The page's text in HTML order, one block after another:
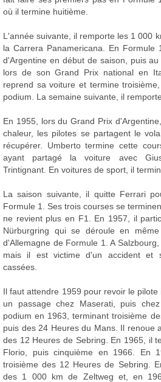
où il termine huitième.
L'année suivante, il remporte les 1 000
la Carrera Panamericana. En
d'Argentine en début de saison, puis
lors de son Grand Prix national en
reprend sa voiture et termine
podium. La semaine suivante, il
En 1955, lors du Grand Prix
chaleur, les pilotes se partagent le
récupérer. Umberto termine cette
ayant partagé la voiture avec
Trintignant. En voitures de sport, il
La saison suivante, il quitte Ferrari
Formule 1. Ses trois courses se
ne revient plus en F1. En 1957, il
Nürburgring qui se déroule en
d'Allemagne de Formule 1. A
mais il est victime d'un accident et
cassées.
Il faut attendre 1959 pour revoir le
un passage chez Maserati, puis
podium en 1963, terminant troisième
puis des 24 Heures du Mans. Il renoue
des 12 Heures de Sebring. En 1965, il
Florio, puis cinquième en 1966. En
troisième des 12 Heures de Sebring.
des 1 000 km de Zeltweg et, en